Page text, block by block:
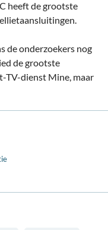
heeft de grootste
de onderzoekers nog
de grootste
TV-dienst Mine, maar